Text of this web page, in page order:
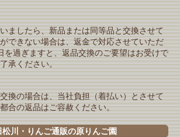
ましたら、新品または同等品と交換させて
できない場合は、返金で対応させていただ
を過ぎますと、返品交換のご要望はお受けで
承ください。
換の場合は、当社負担（着払い）とさせて
合の返品はご容赦ください。
川・りんご通販の原りんご園